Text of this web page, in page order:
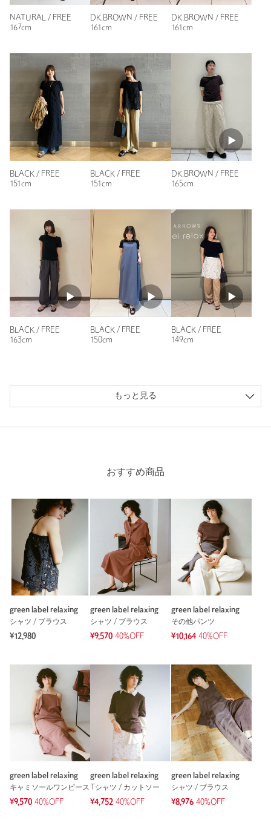
サイズ FREE
手洗い可 洗濯表示について
日本製
商品番号 3617-2-000008
NATURAL / FREE
167cm
DK.BROWN / FREE
161cm
DK.BROWN / FREE
161cm
BLACK / FREE
151cm
BLACK / FREE
151cm
DK.BROWN / FREE
165cm
BLACK / FREE
163cm
BLACK / FREE
150cm
BLACK / FREE
149cm
もっと見る
おすすめ商品
green label relaxing
シャツ / ブラウス
¥12,980
green label relaxing
シャツ / ブラウス
¥9,570 40%OFF
green label relaxing
その他パンツ
¥10,164 40%OFF
green label relaxing
キャミソールワンピース
¥9,570 40%OFF
green label relaxing
Tシャツ / カットソー
¥4,752 40%OFF
green label relaxing
シャツ / ブラウス
¥8,976 40%OFF